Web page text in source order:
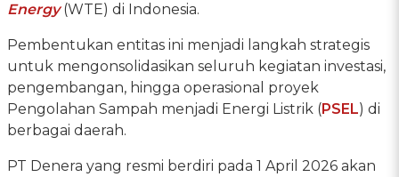
Energy(WTE) di Indonesia.
Pembentukan entitas ini menjadi langkah strategis
untuk mengonsolidasikan seluruh kegiatan investasi,
pengembangan, hingga operasional proyek
Pengolahan Sampah menjadi Energi Listrik (PSEL) di
berbagai daerah.
PT Denera yang resmi berdiri pada 1 April 2026 akan